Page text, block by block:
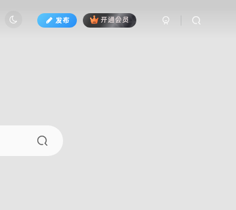
发布 开通会员